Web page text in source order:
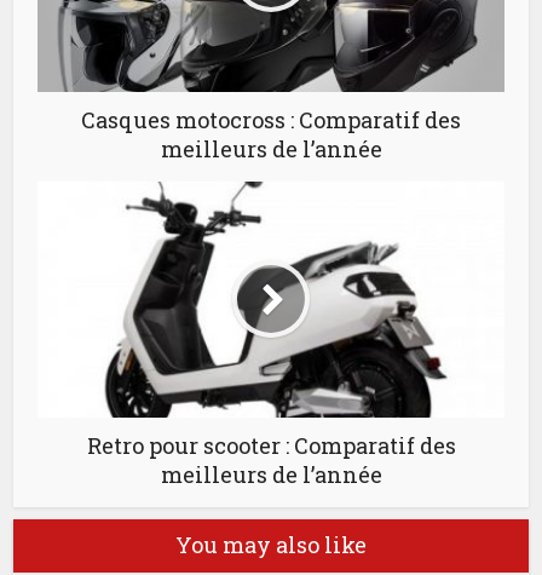
Casques motocross : Comparatif des
meilleurs de l’année
Retro pour scooter : Comparatif des
meilleurs de l’année
You may also like